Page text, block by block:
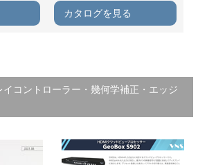
カタログを見る
コントローラー・幾何学補正・エッジ